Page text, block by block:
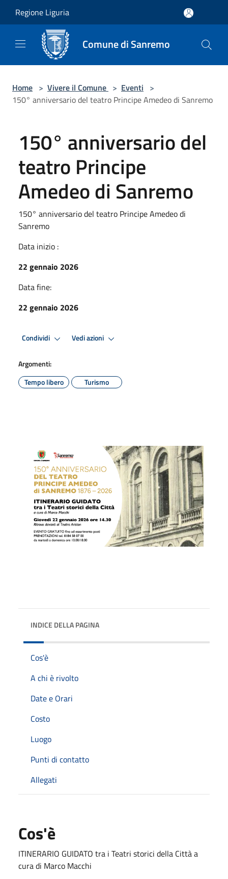
Regione Liguria
Comune di Sanremo
Home > Vivere il Comune > Eventi >
150° anniversario del teatro Principe Amedeo di Sanremo
150° anniversario del
teatro Principe
Amedeo di Sanremo
150° anniversario del teatro Principe Amedeo di
Sanremo
Data inizio :
22 gennaio 2026
Data fine:
22 gennaio 2026
Condividi Vedi azioni
Argomenti:
Tempo libero
Turismo
INDICE DELLA PAGINA
Cos'è
A chi è rivolto
Date e Orari
Costo
Luogo
Punti di contatto
Allegati
Cos'è
ITINERARIO GUIDATO tra i Teatri storici della Città a
cura di Marco Macchi